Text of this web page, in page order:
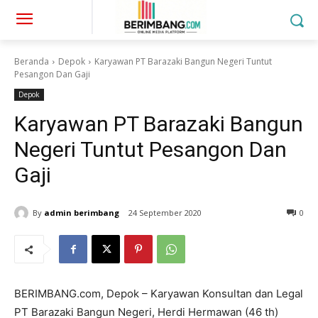
Beranda Depok
Karyawan PT Barazaki Bangun Negeri Tuntut
Pesangon Dan Gaji
Depok
Karyawan PT Barazaki Bangun
Negeri Tuntut Pesangon Dan
Gaji
By admin berimbang 24 September 2020 0
BERIMBANG.com, Depok – Karyawan Konsultan dan Legal
PT Barazaki Bangun Negeri, Herdi Hermawan (46 th)